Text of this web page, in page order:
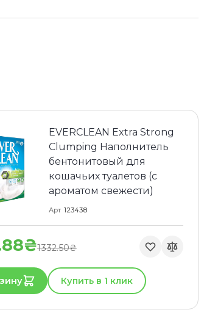
EVERCLEAN Extra Strong
Clumping Наполнитель
бентонитовый для
кошачьих туалетов (с
ароматом свежести)
Арт 123438
1332.50₴
Купить в 1 клик